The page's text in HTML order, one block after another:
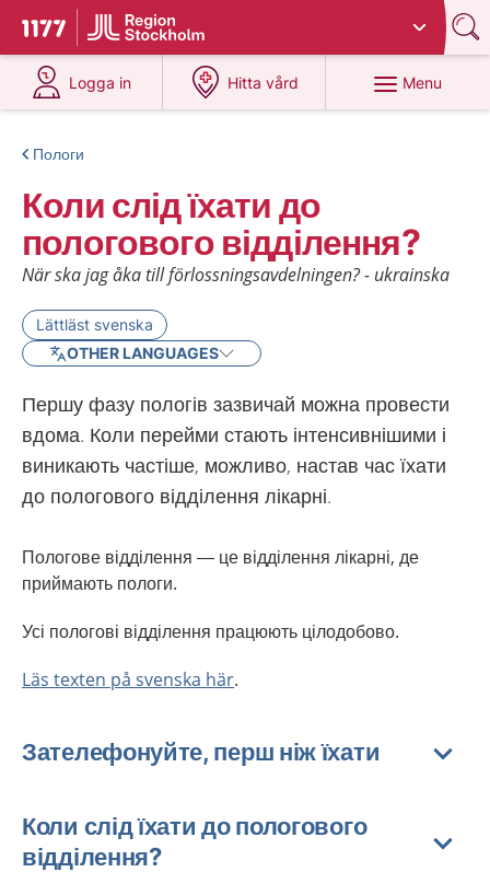
To start page for 1177
Du har valt region
Logga in
at 1177.se
Hitta vård
at 1177.se
Menu
Пологи
Коли слід їхати до
пологового відділення?
När ska jag åka till förlossningsavdelningen? - ukrainska
Lättläst svenska
OTHER LANGUAGES
Першу фазу пологів зазвичай можна провести
вдома. Коли перейми стають інтенсивнішими і
виникають частіше, можливо, настав час їхати
до пологового відділення лікарні.
Пологове відділення — це відділення лікарні, де
приймають пологи.
Усі пологові відділення працюють цілодобово.
Läs texten på svenska här.
Зателефонуйте, перш ніж їхати
Коли слід їхати до пологового
відділення?